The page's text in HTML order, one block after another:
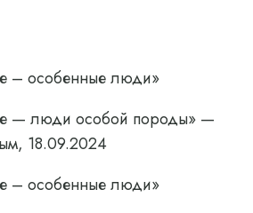
– особенные люди»
— люди особой породы» —
18.09.2024
– особенные люди»